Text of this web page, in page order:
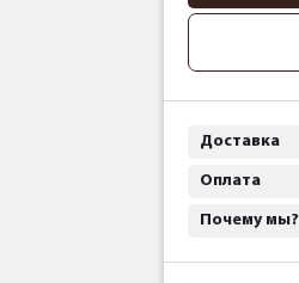
Доставка
Оплата
Почему мы?